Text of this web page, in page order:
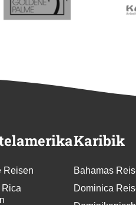
Reisen
Karibik
Bahamas
Dominica